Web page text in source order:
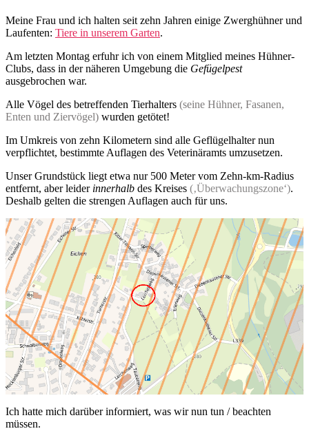
Meine Frau und ich halten seit zehn Jahren einige Zwerghühner und
Laufenten: Tiere in unserem Garten.
Am letzten Montag erfuhr ich von einem Mitglied meines Hühner-
Clubs, dass in der näheren Umgebung die Gefügelpest
ausgebrochen war.
Alle Vögel des betreffenden Tierhalters (seine Hühner, Fasanen,
Enten und Ziervögel) wurden getötet!
Im Umkreis von zehn Kilometern sind alle Geflügelhalter nun
verpflichtet, bestimmte Auflagen des Veterinäramts umzusetzen.
Unser Grundstück liegt etwa nur 500 Meter vom Zehn-km-Radius
entfernt, aber leider innerhalb des Kreises (‚Überwachungszone‘).
Deshalb gelten die strengen Auflagen auch für uns.
Ich hatte mich darüber informiert, was wir nun tun / beachten
müssen.